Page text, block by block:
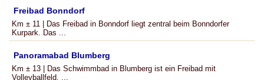
Freibad Bonndorf
Km ± 11 | Das Freibad in Bonndorf liegt zentral beim Bonndorfer
Kurpark. Das ...
Panoramabad Blumberg
Km ± 13 | Das Schwimmbad in Blumberg ist ein Freibad mit
Volleyballfeld, ...